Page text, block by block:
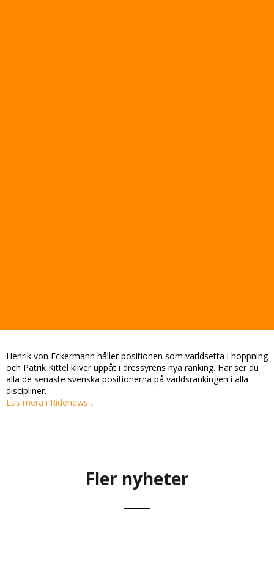
Henrik von Eckermann håller positionen som världsetta i hoppning
och Patrik Kittel kliver uppåt i dressyrens nya ranking. Här ser du
alla de senaste svenska positionerna på världsrankingen i alla
discipliner.
Läs mera i Ridenews…
Fler nyheter